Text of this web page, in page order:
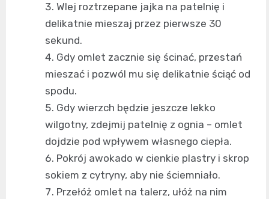
Wlej roztrzepane jajka na patelnię i
delikatnie mieszaj przez pierwsze 30
sekund.
Gdy omlet zacznie się ścinać, przestań
mieszać i pozwól mu się delikatnie ściąć od
spodu.
Gdy wierzch będzie jeszcze lekko
wilgotny, zdejmij patelnię z ognia – omlet
dojdzie pod wpływem własnego ciepła.
Pokrój awokado w cienkie plastry i skrop
sokiem z cytryny, aby nie ściemniało.
Przełóż omlet na talerz, ułóż na nim